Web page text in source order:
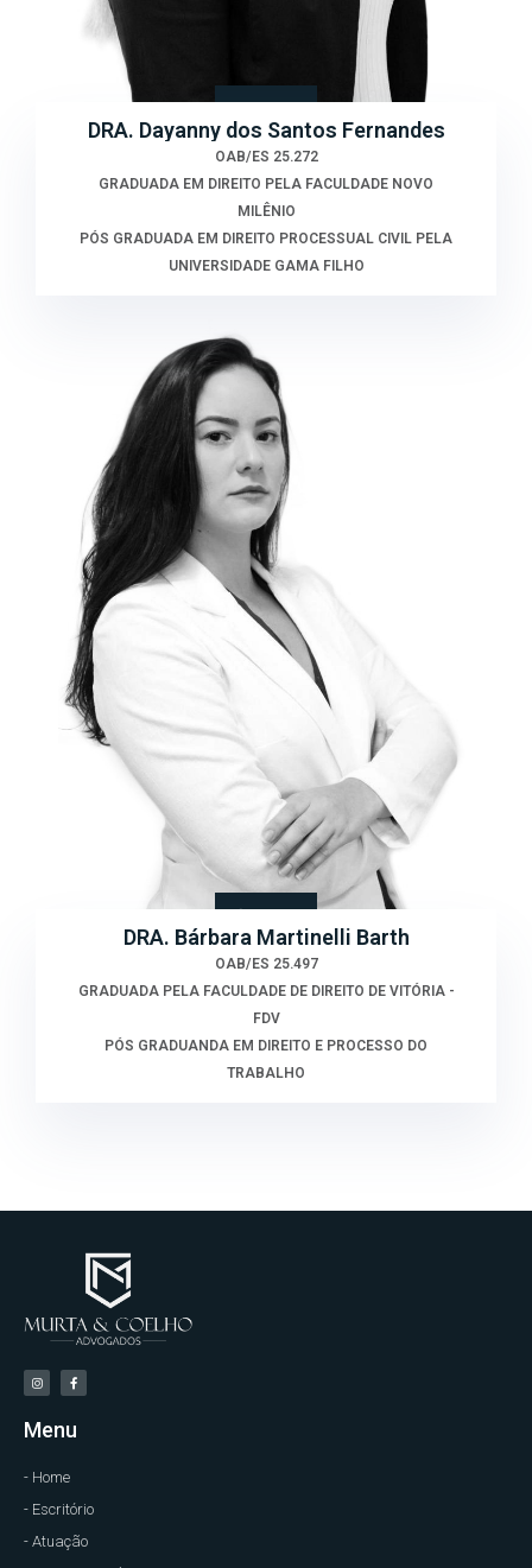
DRA. Dayanny dos Santos Fernandes
OAB/ES 25.272
GRADUADA EM DIREITO PELA FACULDADE NOVO
MILÊNIO
PÓS GRADUADA EM DIREITO PROCESSUAL CIVIL PELA
UNIVERSIDADE GAMA FILHO
DRA. Bárbara Martinelli Barth
OAB/ES 25.497
GRADUADA PELA FACULDADE DE DIREITO DE VITÓRIA -
FDV
PÓS GRADUANDA EM DIREITO E PROCESSO DO
TRABALHO
Menu
- Home
- Escritório
- Atuação